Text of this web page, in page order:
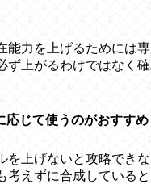
能力を上げるためには
ず上がるわけではなく
応じて使うのがおすすめ
を上げないと攻略でき
考えずに合成している